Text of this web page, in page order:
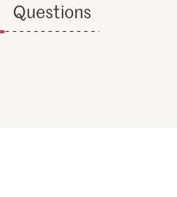
Questions